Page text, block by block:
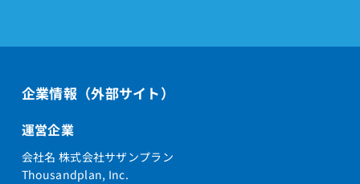
企業情報（外部サイト）
運営企業
会社名 株式会社サザンプラン
Thousandplan, Inc.